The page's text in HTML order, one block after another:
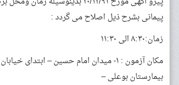
پیمانی بشرح ذیل اصلاح می گردد :
زمان:۸:۳۰ الی ۱۱:۳۰
مکان آزمون : ۱- میدان امام حسین – ابتدای
بیمارستان بوعلی –